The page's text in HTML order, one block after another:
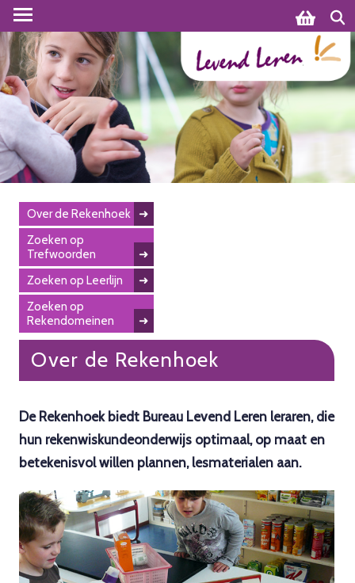
Over de Rekenhoek
Zoeken op
Trefwoorden
Zoeken op Leerlijn
Zoeken op
Rekendomeinen
Over de Rekenhoek
De Rekenhoek biedt Bureau Levend Leren leraren, die
hun rekenwiskundeonderwijs optimaal, op maat en
betekenisvol willen plannen, lesmaterialen aan.